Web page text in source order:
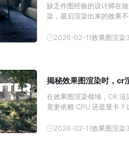
缺乏作图经验的设计师在
染，最后渲染出来的效果
图质感提升技巧1、 首先
2026-02-11效果图渲染
揭秘效果图渲染时，cr
在效果图渲染领域，CR
竟更依赖 CPU 还是显卡？
加速对于使用 CR 渲染器
2026-02-11效果图渲染